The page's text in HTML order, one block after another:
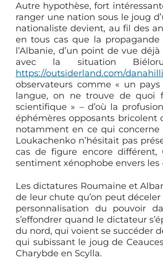
Autre hypothèse, fort
ranger une nation sous le joug
nationaliste devient, au fil des
en tous cas que la propagande
l’Albanie, d’un point de vue
avec la situation
https://outsiderland.com/
observateurs comme « un
langue, on ne trouve de quoi
scientifique » – d’où la
éphémères opposants bricolent
notamment en ce qui concerne
Loukachenko n’hésitait pas
cas de figure encore différent,
sentiment xénophobe envers les
Les dictatures Roumaine et
de leur chute qu’on peut
personnalisation du pouvoir
s’effondrer quand le dictateur
du nord, qui voient se succéder
qui subissant le joug de
Charybde en Scylla.